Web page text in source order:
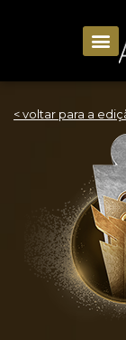
< voltar para a